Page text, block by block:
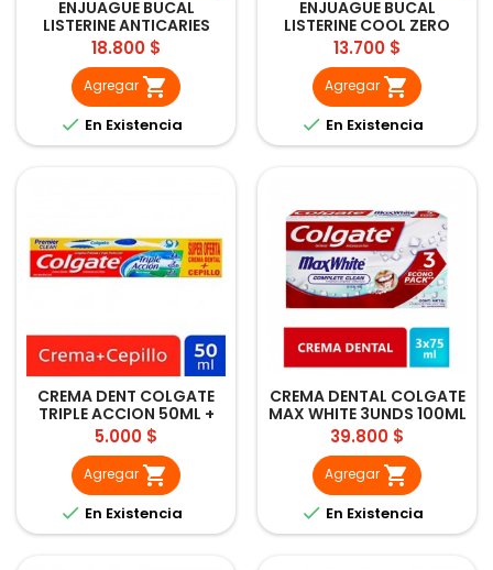
ENJUAGUE BUCAL
LISTERINE ANTICARIES
ZERO ALCOHOL 180ML
Precio
18.800 $
Agregar 
 En Existencia
ENJUAGUE BUCAL
LISTERINE COOL ZERO
ALCOHOL 180ML
Precio
13.700 $
Agregar 
 En Existencia
CREMA DENT COLGATE
TRIPLE ACCION 50ML +
CEPILLO
Precio
5.000 $
Agregar 
 En Existencia
CREMA DENTAL COLGATE
MAX WHITE 3UNDS 100ML
Precio
39.800 $
Agregar 
 En Existencia